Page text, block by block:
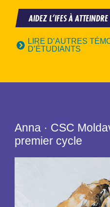
AIDEZ L’IFES À
LIRE D’AUTRES
D’ÉTUDIANTS
Anna · CSC
premier cycle